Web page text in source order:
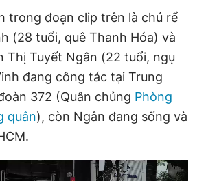
Liên hệ quảng cáo
điện thoại
trong đoạn clip trên là chú rể
(28 tuổi, quê Thanh Hóa) và
Thị Tuyết Ngân (22 tuổi, ngụ
đang công tác tại Trung
372 (Quân chủng Phòng
quân), còn Ngân đang sống và